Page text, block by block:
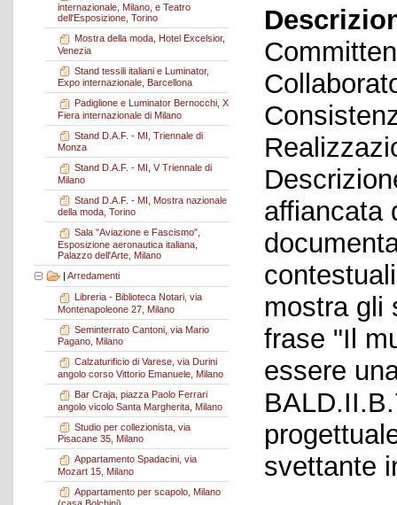
internazionale, Milano, e Teatro
dell'Esposizione, Torino
Mostra della moda, Hotel Excelsior,
Venezia
Stand tessili italiani e Luminator,
Expo internazionale, Barcellona
Padiglione e Luminator Bernocchi, X
Fiera internazionale di Milano
Stand D.A.F. - MI, Triennale di
Monza
Stand D.A.F. - MI, V Triennale di
Milano
Stand D.A.F. - MI, Mostra nazionale
della moda, Torino
Sala "Aviazione e Fascismo",
Esposizione aeronautica italiana,
Palazzo dell'Arte, Milano
| Arredamenti
Libreria - Biblioteca Notari, via
Montenapoleone 27, Milano
Seminterrato Cantoni, via Mario
Pagano, Milano
Calzaturificio di Varese, via Durini
angolo corso Vittorio Emanuele, Milano
Bar Craja, piazza Paolo Ferrari
angolo vicolo Santa Margherita, Milano
Studio per collezionista, via
Pisacane 35, Milano
Appartamento Spadacini, via
Mozart 15, Milano
Appartamento per scapolo, Milano
affiancata
mostra gli
frase "Il
essere
svettante